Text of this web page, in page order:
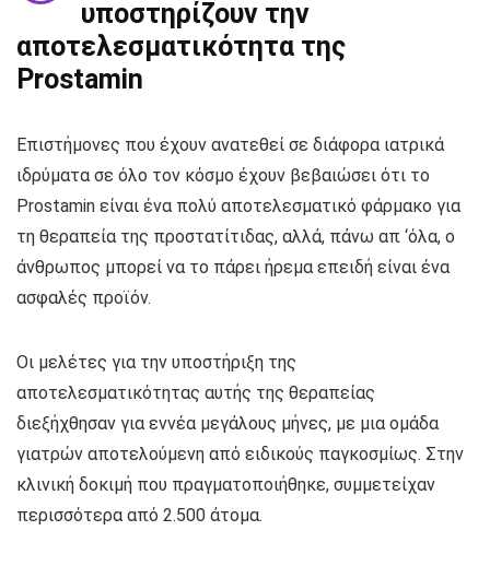
υποστηρίζουν την
αποτελεσματικότητα της
Prostamin
Επιστήμονες που έχουν ανατεθεί σε διάφορα ιατρικά
ιδρύματα σε όλο τον κόσμο έχουν βεβαιώσει ότι το
Prostamin είναι ένα πολύ αποτελεσματικό φάρμακο για
τη θεραπεία της προστατίτιδας, αλλά, πάνω απ ‘όλα, ο
άνθρωπος μπορεί να το πάρει ήρεμα επειδή είναι ένα
ασφαλές προϊόν.
Οι μελέτες για την υποστήριξη της
αποτελεσματικότητας αυτής της θεραπείας
διεξήχθησαν για εννέα μεγάλους μήνες, με μια ομάδα
γιατρών αποτελούμενη από ειδικούς παγκοσμίως. Στην
κλινική δοκιμή που πραγματοποιήθηκε, συμμετείχαν
περισσότερα από 2.500 άτομα.